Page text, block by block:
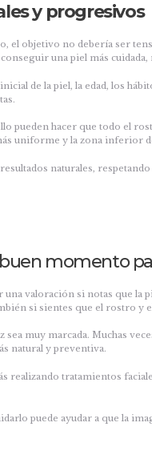
y progresivos
el objetivo no debería ser
una piel más
de la piel, la edad, los
pueden hacer que todo el
uniforme y la zona inferior
naturales,
momento
valoración si notas que la
si sientes que el rostro y
sea muy marcada. Muchas
natural y preventiva.
realizando tratamientos
puede ayudar a que la